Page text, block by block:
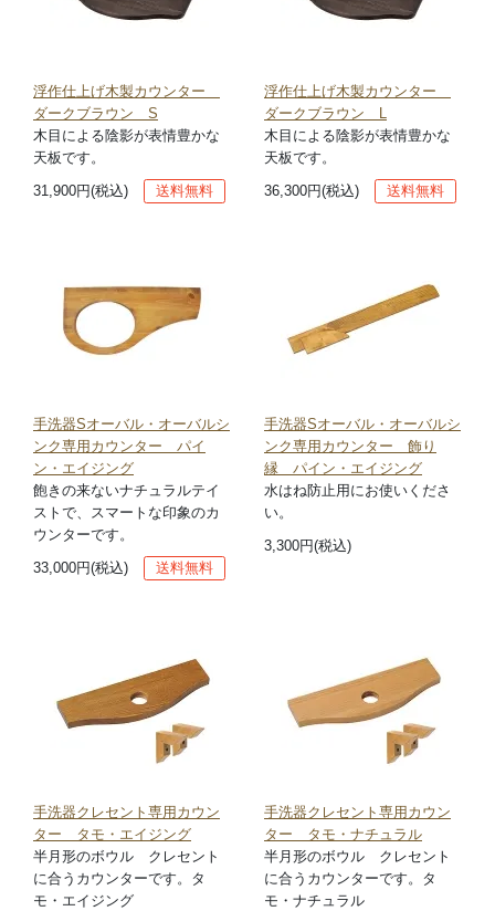
浮作仕上げ木製カウンター
ダークブラウン S
木目による陰影が表情豊かな
天板です。
31,900円(税込)
送料無料
浮作仕上げ木製カウンター
ダークブラウン L
木目による陰影が表情豊かな
天板です。
36,300円(税込)
送料無料
手洗器Sオーバル・オーバルシ
ンク専用カウンター パイ
ン・エイジング
飽きの来ないナチュラルテイ
ストで、スマートな印象のカ
ウンターです。
33,000円(税込)
送料無料
手洗器Sオーバル・オーバルシ
ンク専用カウンター 飾り
縁 パイン・エイジング
水はね防止用にお使いくださ
い。
3,300円(税込)
手洗器クレセント専用カウン
ター タモ・エイジング
半月形のボウル クレセント
に合うカウンターです。タ
モ・エイジング
手洗器クレセント専用カウン
ター タモ・ナチュラル
半月形のボウル クレセント
に合うカウンターです。タ
モ・ナチュラル